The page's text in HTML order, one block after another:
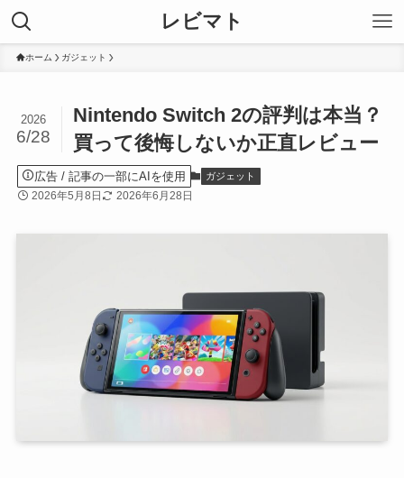
レビマト
ホーム ガジェット
Nintendo Switch 2の評判は本当？
買って後悔しないか正直レビュー
2026
6/28
広告 ガジェット
2026年5月8日 2026年6月28日